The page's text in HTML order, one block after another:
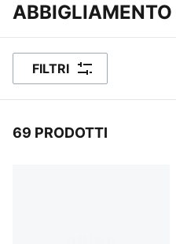
FILTRI
69 PRODOTTI